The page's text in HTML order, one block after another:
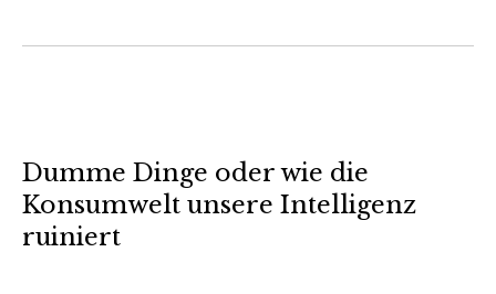
Dumme Dinge oder wie die
Konsumwelt unsere Intelligenz
ruiniert